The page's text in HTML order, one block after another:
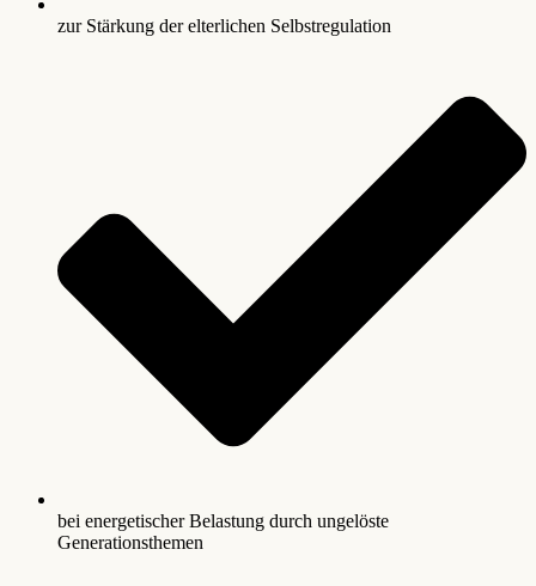
zur Stärkung der elterlichen Selbstregulation
bei energetischer Belastung durch ungelöste
Generationsthemen